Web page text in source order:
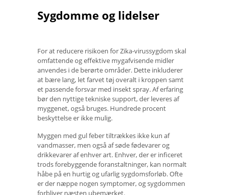
Sygdomme og lidelser
For at reducere risikoen for Zika-virussygdom skal
omfattende og effektive mygafvisende midler
anvendes i de berørte områder. Dette inkluderer
at bære lang, let farvet tøj overalt i kroppen samt
et passende forsvar med insekt spray. Af erfaring
bør den nyttige tekniske support, der leveres af
myggenet, også bruges. Hundrede procent
beskyttelse er ikke mulig.
Myggen med gul feber tiltrækkes ikke kun af
vandmasser, men også af søde fødevarer og
drikkevarer af enhver art. Enhver, der er inficeret
trods forebyggende foranstaltninger, kan normalt
håbe på en hurtig og ufarlig sygdomsforløb. Ofte
er der næppe nogen symptomer, og sygdommen
forbliver næsten ubemærket.